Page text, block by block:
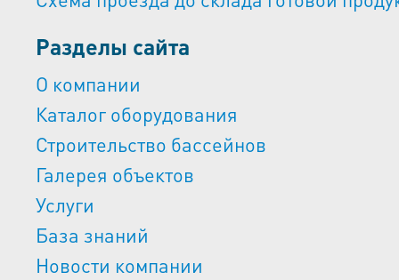
Разделы сайта
О компании
Каталог оборудования
Строительство бассейнов
Галерея объектов
Услуги
База знаний
Новости компании